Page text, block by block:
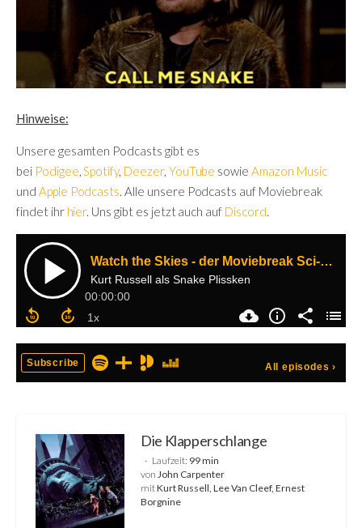
Hinweise:
Unsere gesamten Podcasts gibt es
bei Podigee Spotify, Deezer, YouTube sowie Amazon Music
und Apple Podcasts . Alle unsere Podcasts auf Moviebreak
findet ihr hier. Uns gibt es jetzt auch auf Discord
Die Klapperschlange
Laufzeit: 99 min
von John Carpenter
mitKurt Russell, Lee Van Cleef, Ernest
Borgnine